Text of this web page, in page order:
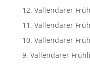
12. Vallendarer
11. Vallendarer
10. Vallendarer
9. Vallendarer